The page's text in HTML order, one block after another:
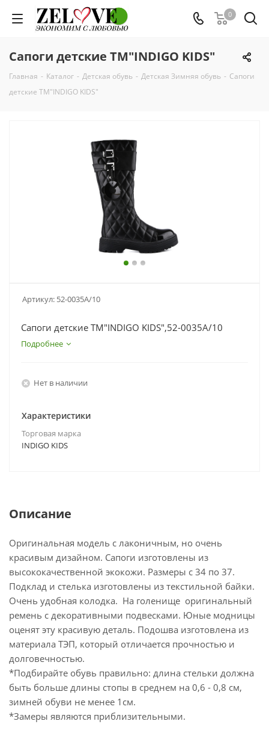
0
Сапоги детские TM"INDIGO KIDS"
Главная - Каталог - Детская обувь - Детская Зимняя обувь - Сапоги
детские TM"INDIGO KIDS"
Артикул: 52-0035A/10
Сапоги детские TM"INDIGO KIDS",52-0035A/10
Подробнее
Нет в наличии
Характеристики
Торговая марка
INDIGO KIDS
Описание
Оригинальная модель с лаконичным, но очень
красивым дизайном. Сапоги изготовлены из
высококачественной экокожи. Размеры с 34 по 37.
Подклад и стелька изготовлены из текстильной байки.
Очень удобная колодка. На голенище оригинальный
ремень с декоративными подвесками. Юные модницы
оценят эту красивую деталь. Подошва изготовлена из
материала ТЭП, который отличается прочностью и
долговечностью.
*Подбирайте обувь правильно: длина стельки должна
быть больше длины стопы в среднем на 0,6 - 0,8 см,
зимней обуви не менее 1см.
*Замеры являются приблизительными.